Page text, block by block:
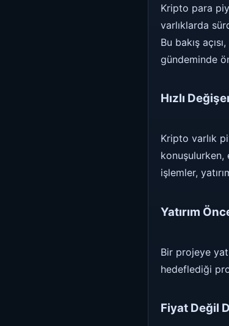
Kripto para
varlıklarda
Bu bakış
gündeminde
Hızlı
Kripto varlık
konuşulurken,
işlemler,
Yatırım
Bir projeye
hedeflediği
Fiyat Değil